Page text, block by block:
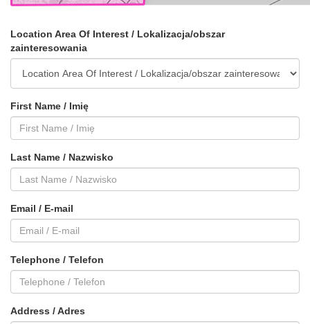
Location Area Of Interest / Lokalizacja/obszar
zainteresowania
First Name / Imię
Last Name / Nazwisko
Email / E-mail
Telephone / Telefon
Address / Adres